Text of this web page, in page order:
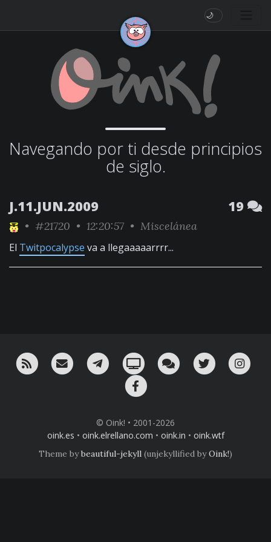
🌙
Navegando por ti desde principios
de siglo.
J.11.JUN.2009 19
• #21720 • 12:20:57 • Miscelánea
El Twitpocalypse va a llegaaaaarrrr...
RSS ¡Mándame un email!¡Nuestro canal en Telegram!
Oink! TV Charla con nosotros
Twitter
© Oink! • 2001-2026
oink.es • oink.elrellano.com • oink.in • oink.wtf
Theme bybeautiful-jekyll (unjekyllified byOink!)